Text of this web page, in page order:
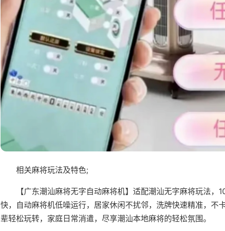
相关麻将玩法及特色;
【广东潮汕麻将无字自动麻将机】适配潮汕无字麻将玩法，
快，自动麻将机低噪运行，居家休闲不扰邻，洗牌快速精准，不
辈轻松玩转，家庭日常消遣，尽享潮汕本地麻将的轻松氛围。